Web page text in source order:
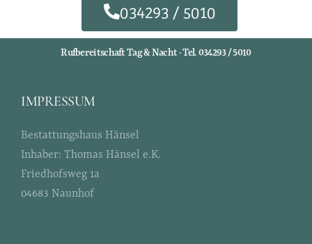
034293 / 5010
Rufbereitschaft Tag & Nacht · Tel. 034293 / 5010
IMPRESSUM
Bestattungshaus Hänsel
Inhaber: Thomas Hänsel e.K.
Friedhofsweg 1a
04683 Naunhof